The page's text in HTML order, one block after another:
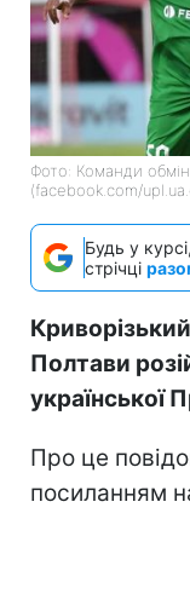
Фото: Команди
(facebook.com/
Будь у
стрічці
Полтави
української
Про це
посиланням